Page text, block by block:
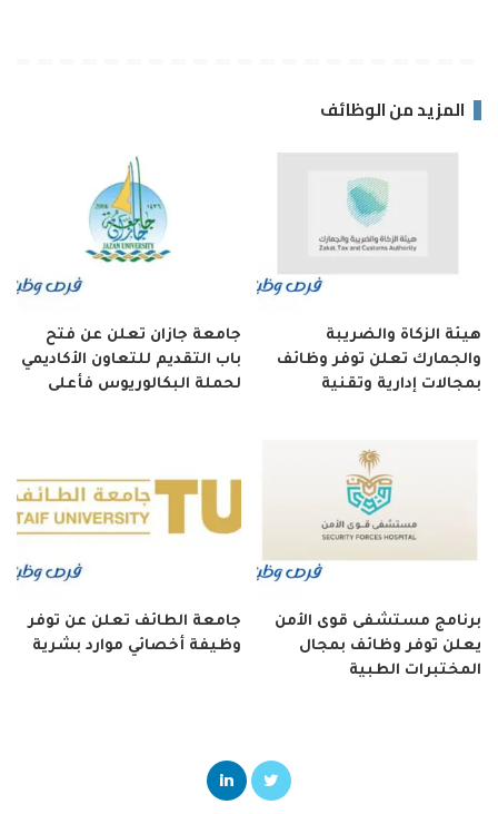
المزيد من الوظائف
هيئة الزكاة والضريبة
والجمارك تعلن توفر وظائف
بمجالات إدارية وتقنية
جامعة جازان تعلن عن فتح
باب التقديم للتعاون الأكاديمي
لحملة البكالوريوس فأعلى
برنامج مستشفى قوى الأمن
يعلن توفر وظائف بمجال
المختبرات الطبية
جامعة الطائف تعلن عن توفر
وظيفة أخصائي موارد بشرية